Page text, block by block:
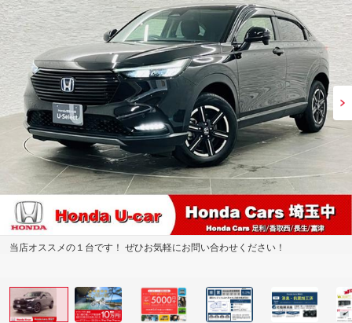
当店オススメの１台です！ ぜひお気軽にお問い合わせください！